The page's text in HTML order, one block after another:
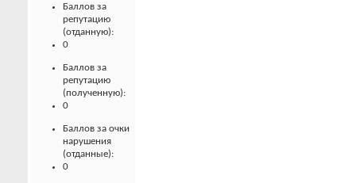
Баллов за
репутацию
(отданную):
0
Баллов за
репутацию
(полученную):
0
Баллов за очки
нарушения
(отданные):
0